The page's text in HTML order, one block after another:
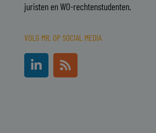
juristen en WO-rechtenstudenten.
VOLG MR. OP SOCIAL MEDIA
L
i
n
R
s
s